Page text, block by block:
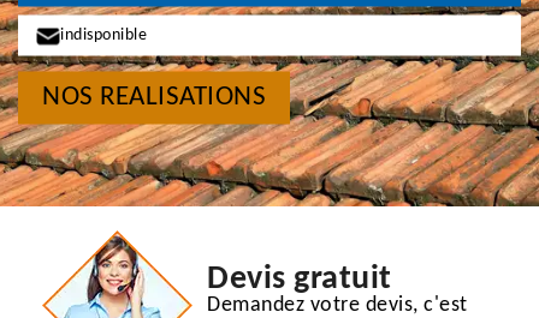
indisponible
NOS REALISATIONS
Devis gratuit
Demandez votre devis, c'est